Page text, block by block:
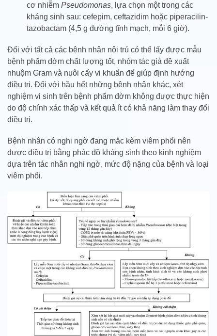
cơ nhiễm Pseudomonas, lựa chọn một trong các
kháng sinh sau: cefepim, ceftazidim hoặc piperacilin-
tazobactam (4,5 g đường tĩnh mạch, mỗi 6 giờ).
Đối với tất cả các bệnh nhân nội trú có thể lấy được mẫu
bệnh phẩm đờm chất lượng tốt, nhóm tác giả đề xuất
nhuộm Gram và nuôi cấy vi khuẩn để giúp định hướng
điều trị. Đối với hầu hết những bệnh nhân khác, xét
nghiệm vi sinh trên bệnh phẩm đờm không được thực hiện
do độ chính xác thấp và kết quả ít có khả năng làm thay đổi
điều trị.
Bệnh nhân có nghi ngờ đang mắc kèm viêm phổi nên
được điều trị bằng phác đồ kháng sinh theo kinh nghiệm
dựa trên tác nhân nghi ngờ, mức độ nặng của bệnh và loại
viêm phổi.